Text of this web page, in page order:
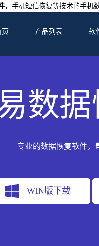
，手机短信恢复等技术的手机
页 产品列表 软
数
专业的数据恢复软件，
WIN版下载